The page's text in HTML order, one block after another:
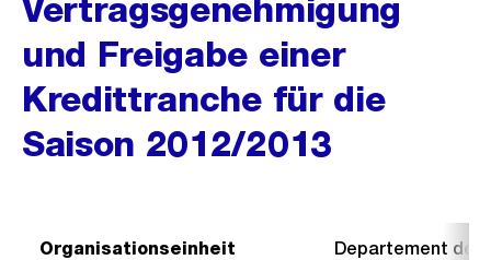
Vertragsgenehmigung
und Freigabe einer
Kredittranche für die
Saison 2012/2013
Organisationseinheit Departement der